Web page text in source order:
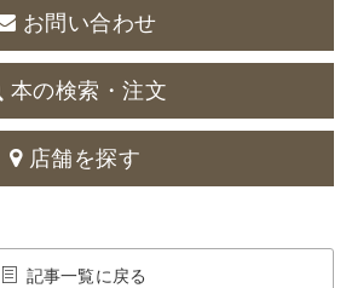
お問い合わせ
本の検索・注文
店舗を探す
記事一覧に戻る